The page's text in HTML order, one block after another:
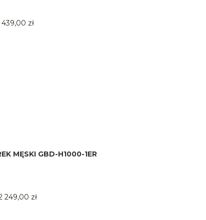
439,00 zł
MĘSKI GBD-H1000-1ER
249,00 zł